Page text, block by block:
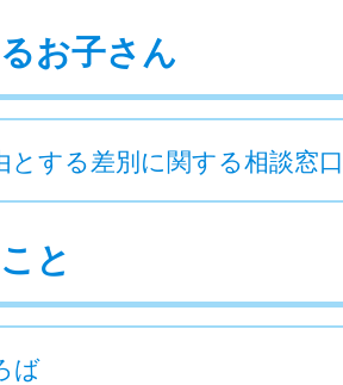
お子さん
とする差別に関する相談窓口
と
ば